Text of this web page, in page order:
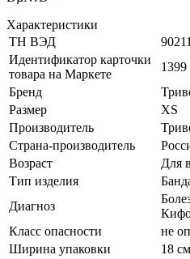
Характеристики
ТН ВЭД
Идентификатор карточки
товара на Маркете
1399
Бренд
Размер
XS
Производитель
Страна-производитель
Возраст
Для
Тип изделия
Диагноз
Класс опасности
не
Ширина упаковки
18 см